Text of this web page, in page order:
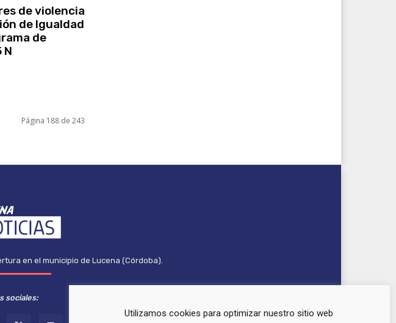
Utilizamos cookies para optimizar nuestro sitio web
de violencia
de Igualdad
de
N
Página 188 de 243
en el municipio de Lucena (Córdoba).
sociales: